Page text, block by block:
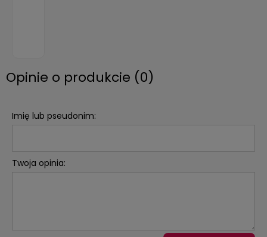
Opinie o produkcie (0)
Imię lub pseudonim:
Twoja opinia: